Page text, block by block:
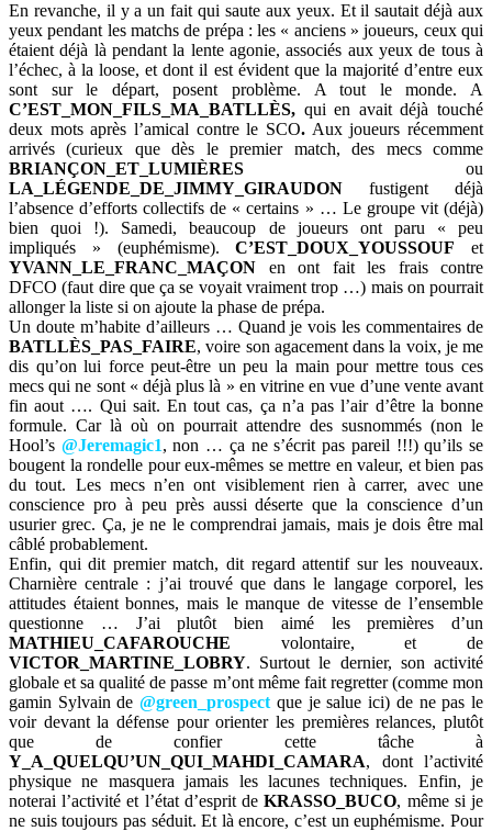
En revanche, il y a un fait qui saute aux yeux. Et il sautait déjà aux
yeux pendant les matchs de prépa : les « anciens » joueurs, ceux qui
étaient déjà là pendant la lente agonie, associés aux yeux de tous à
l’échec, à la loose, et dont il est évident que la majorité d’entre eux
sont sur le départ, posent problème. A tout le monde. A
C’EST_MON_FILS_MA_BATLLÈS, qui en avait déjà touché
deux mots après l’amical contre le SCO. Aux joueurs récemment
arrivés (curieux que dès le premier match, des mecs comme
BRIANÇON_ET_LUMIÈRES ou
LA_LÉGENDE_DE_JIMMY_GIRAUDON fustigent déjà
l’absence d’efforts collectifs de « certains » … Le groupe vit (déjà)
bien quoi !). Samedi, beaucoup de joueurs ont paru « peu
impliqués » (euphémisme).C’EST_DOUX_YOUSSOUF et
YVANN_LE_FRANC_MAÇON en ont fait les frais contre
DFCO (faut dire que ça se voyait vraiment trop …) mais on pourrait
allonger la liste si on ajoute la phase de prépa.
Un doute m’habite d’ailleurs … Quand je vois les commentaires de
BATLLÈS_PAS_FAIRE, voire son agacement dans la voix, je me
dis qu’on lui force peut-être un peu la main pour mettre tous ces
mecs qui ne sont « déjà plus là » en vitrine en vue d’une vente avant
fin aout …. Qui sait. En tout cas, ça n’a pas l’air d’être la bonne
formule. Car là où on pourrait attendre des susnommés (non le
Hool’s @Jeremagic1, non … ça ne s’écrit pas pareil !!!) qu’ils se
bougent la rondelle pour eux-mêmes se mettre en valeur, et bien pas
du tout. Les mecs n’en ont visiblement rien à carrer, avec une
conscience pro à peu près aussi déserte que la conscience d’un
usurier grec. Ça, je ne le comprendrai jamais, mais je dois être mal
câblé probablement.
Enfin, qui dit premier match, dit regard attentif sur les nouveaux.
Charnière centrale : j’ai trouvé que dans le langage corporel, les
attitudes étaient bonnes, mais le manque de vitesse de l’ensemble
questionne … J’ai plutôt bien aimé les premières d’un
MATHIEU_CAFAROUCHE volontaire, et de
VICTOR_MARTINE_LOBRY. Surtout le dernier, son activité
globale et sa qualité de passe m’ont même fait regretter (comme mon
gamin Sylvain de@green_prospect que je salue ici) de ne pas le
voir devant la défense pour orienter les premières relances, plutôt
que de confier cette tâche à
Y_A_QUELQU’UN_QUI_MAHDI_CAMARA, dont l’activité
physique ne masquera jamais les lacunes techniques. Enfin, je
noterai l’activité et l’état d’esprit deKRASSO_BUCO, même si je
ne suis toujours pas séduit. Et là encore, c’est un euphémisme. Pour